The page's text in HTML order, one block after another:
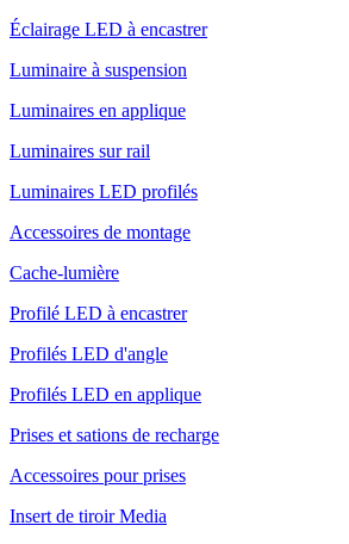
Éclairage LED à encastrer
Luminaire à suspension
Luminaires en applique
Luminaires sur rail
Luminaires LED profilés
Accessoires de montage
Cache-lumière
Profilé LED à encastrer
Profilés LED d'angle
Profilés LED en applique
Prises et sations de recharge
Accessoires pour prises
Insert de tiroir Media